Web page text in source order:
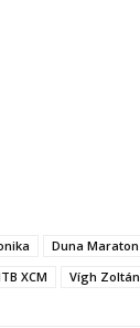
Duna Maraton
XCM Vígh Zoltán